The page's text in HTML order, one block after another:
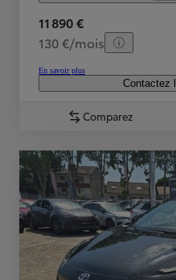
11 890 €
130 €/mois
En savoir plus
Contactez
Comparez